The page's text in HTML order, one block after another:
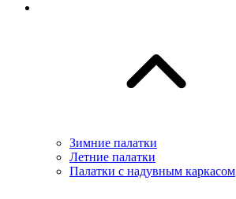
Зимние палатки
Летние палатки
Палатки с надувным каркасом